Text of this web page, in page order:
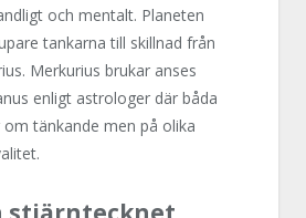
och mentalt. Planeten
tankarna till skillnad från
Merkurius brukar anses
enligt astrologer där båda
tänkande men på olika